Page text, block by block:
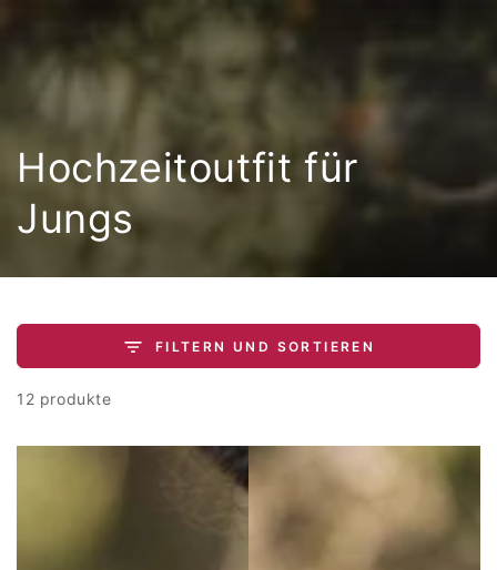
Kollektion:
Hochzeitoutfit für
Jungs
FILTERN UND SORTIEREN
12 produkte